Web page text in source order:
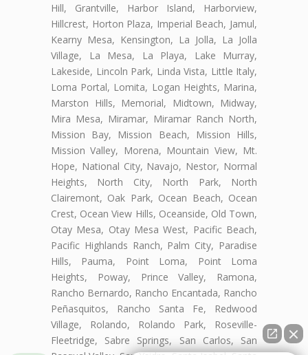
Hill, Grantville, Harbor Island, Harborview,
Hillcrest, Horton Plaza, Imperial Beach, Jamul,
Kearny Mesa, Kensington, La Jolla, La Jolla
Village, La Mesa, La Playa, Lake Murray,
Lakeside, Lincoln Park, Linda Vista, Little Italy,
Loma Portal, Lomita, Logan Heights, Marina,
Marston Hills, Memorial, Midtown, Midway,
Mira Mesa, Miramar, Miramar Ranch North,
Mission Bay, Mission Beach, Mission Hills,
Mission Valley, Morena, Mountain View, Mt.
Hope, National City, Navajo, Nestor, Normal
Heights, North City, North Park, North
Clairemont, Oak Park, Ocean Beach, Ocean
Crest, Ocean View Hills, Oceanside, Old Town,
Otay Mesa, Otay Mesa West, Pacific Beach,
Pacific Highlands Ranch, Palm City, Paradise
Hills, Pauma, Point Loma, Point Loma
Heights, Poway, Prince Valley, Ramona,
Rancho Bernardo, Rancho Encantada, Rancho
Peñasquitos, Rancho Santa Fe, Redwood
Village, Rolando, Rolando Park, Roseville-
Fleetridge, Sabre Springs, San Carlos, San